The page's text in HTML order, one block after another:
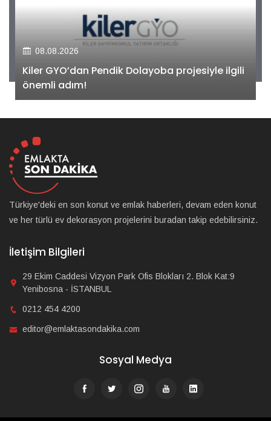
08.08.2026
Kiler GYO’dan Pendik Dolayoba projesiyle ilgili
önemli adım!
Türkiye'deki en son konut ve emlak haberleri, devam eden konut
ve her türlü ev dekorasyon projelerini buradan takip edebilirsiniz.
İletişim Bilgileri
29 Ekim Caddesi Vizyon Park Ofis Blokları 2. Blok Kat:9
Yenibosna - İSTANBUL
0212 454 4200
editor@emlaktasondakika.com
Sosyal Medya